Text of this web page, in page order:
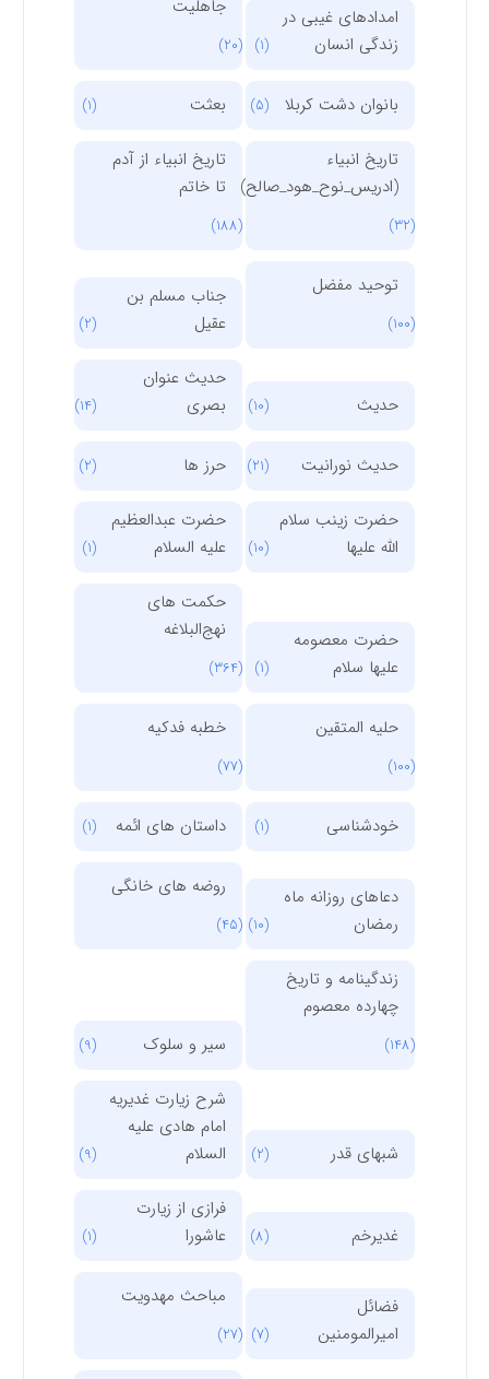
امدادهای غیبی در
زندگی انسان
جاهلیت
(20)
بانوان دشت کربلا (5) بعثت
تاریخ انبیاء
(ادریس_نوح_هود_صالح)
تاریخ انبیاء از آدم
تا خاتم
توحید مفضل
جناب مسلم بن
عقیل
حدیث
حدیث عنوان
بصری
حدیث نورانیت حرز ها
حضرت زینب سلام
الله علیها
حضرت عبدالعظیم
علیه السلام
حضرت معصومه
علیها سلام
حکمت های
نهج‌البلاغه
(364)
حلیه المتقین خطبه فدکیه
خودشناسی داستان های ائمه
دعاهای روزانه ماه
رمضان
روضه های خانگی
(45)
زندگینامه و تاریخ
چهارده معصوم
سیر و سلوک
شبهای قدر
شرح زیارت غدیریه
امام هادی علیه
السلام
غدیرخم
فرازی از زیارت
عاشورا
فضائل
امیرالمومنین
مباحث مهدویت
(27)